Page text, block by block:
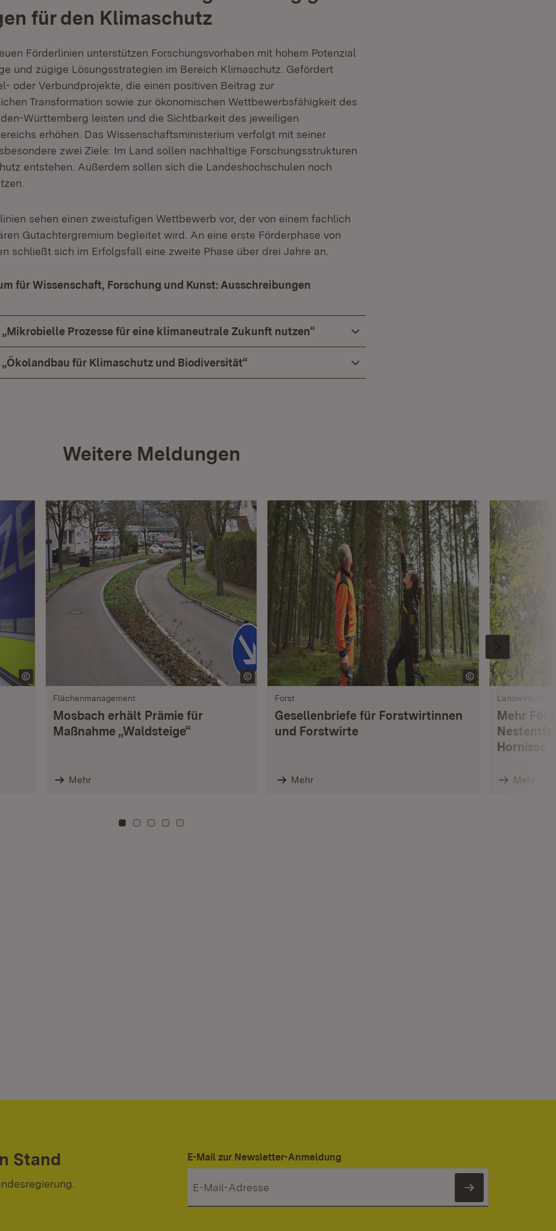
für den Klimaschutz
Förderlinien unterstützen Forschungsvorhaben mit hohem Potenzial
und zügige Lösungsstrategien im Bereich Klimaschutz. Gefördert
oder Verbundprojekte, die einen positiven Beitrag zur
Transformation sowie zur ökonomischen Wettbewerbsfähigkeit des
Württemberg leisten und die Sichtbarkeit des jeweiligen
erhöhen. Das Wissenschaftsministerium verfolgt mit seiner
zwei Ziele: Im Land sollen nachhaltige Forschungsstrukturen
entstehen. Außerdem sollen sich die Landeshochschulen noch
sehen einen zweistufigen Wettbewerb vor, der von einem fachlich
Gutachtergremium begleitet wird. An eine erste Förderphase von
schließt sich im Erfolgsfall eine zweite Phase über drei Jahre an.
für Wissenschaft, Forschung und Kunst: Ausschreibungen
Prozesse für eine klimaneutrale Zukunft nutzen“
für Klimaschutz und Biodiversität“
Weitere Meldungen
Flächenmanagement
Mosbach erhält Prämie für
Maßnahme „Waldsteige“
Mehr
Forst
Gesellenbriefe für Forstwirtinnen
und Forstwirte
Mehr
Landwirtschaft
Mehr
Hornisse
Mehr
Zu Kachel: 0
Zu Kachel: 3
Zu Kachel: 6
Zu Kachel: 9
Zu Kachel: 12
Stand E-Mail zur Newsletter-Anmeldung
Newsletter